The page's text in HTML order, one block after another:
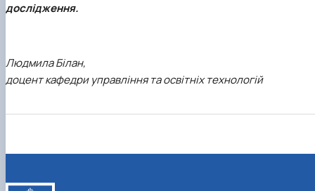
дослідження.
Людмила Білан,
доцент кафедри управління та освітніх технологій